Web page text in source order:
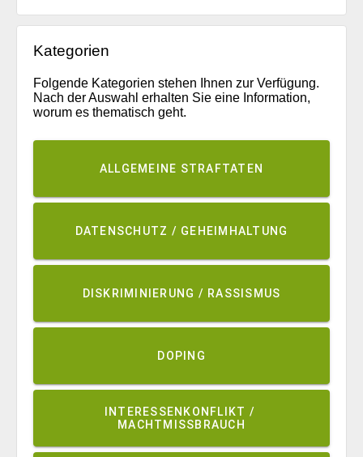
Kategorien
Folgende Kategorien stehen Ihnen zur Verfügung.
Nach der Auswahl erhalten Sie eine Information,
worum es thematisch geht.